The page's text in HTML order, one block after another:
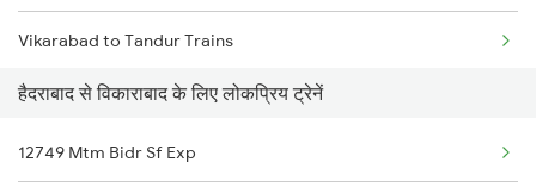
Hyderabad to Warangal Trains
Hyderabad to Wanparti Road Trains
Vikarabad to Tandur Trains
Vikarabad to Tanuku Trains
Vikarabad to Tirupati Trains
हैदराबाद से विकाराबाद के लिए लोकप्रिय ट्रेनें
12749 Mtm Bidr Sf Exp